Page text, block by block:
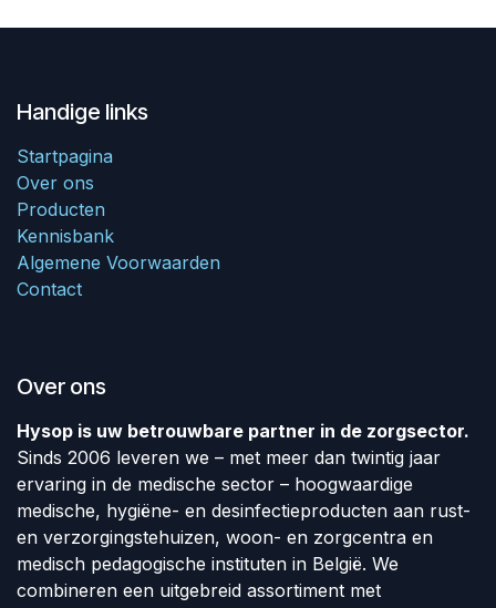
Handige links
Startpagina
Over ons
Producten
Kennisbank
Algemene Voorwaarden
Contact
Over ons
Hysop is uw betrouwbare partner in de zorgsector.
Sinds 2006 leveren we – met meer dan twintig jaar
ervaring in de medische sector – hoogwaardige
medische, hygiëne- en desinfectieproducten aan rust-
en verzorgingstehuizen, woon- en zorgcentra en
medisch pedagogische instituten in België. We
combineren een uitgebreid assortiment met